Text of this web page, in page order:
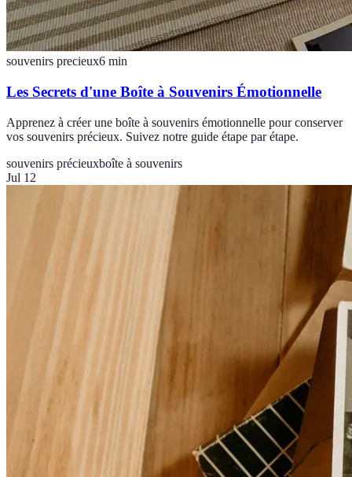
souvenirs precieux6 min
Les Secrets d'une Boîte à Souvenirs Émotionnelle
Apprenez à créer une boîte à souvenirs émotionnelle pour conserver
vos souvenirs précieux. Suivez notre guide étape par étape.
souvenirs précieuxboîte à souvenirs
Jul 12